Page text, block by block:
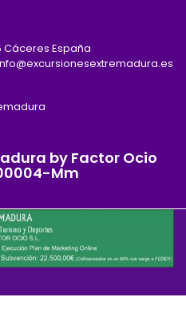
Cáceres España
by Factor Ocio
Mm